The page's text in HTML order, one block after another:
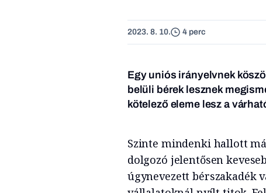
2023. 8. 10. 4 perc
Egy uniós irányelvnek
belüli bérek lesznek
kötelező eleme lesz a
Szinte mindenki hallott
dolgozó jelentősen
úgynevezett bérszakadék